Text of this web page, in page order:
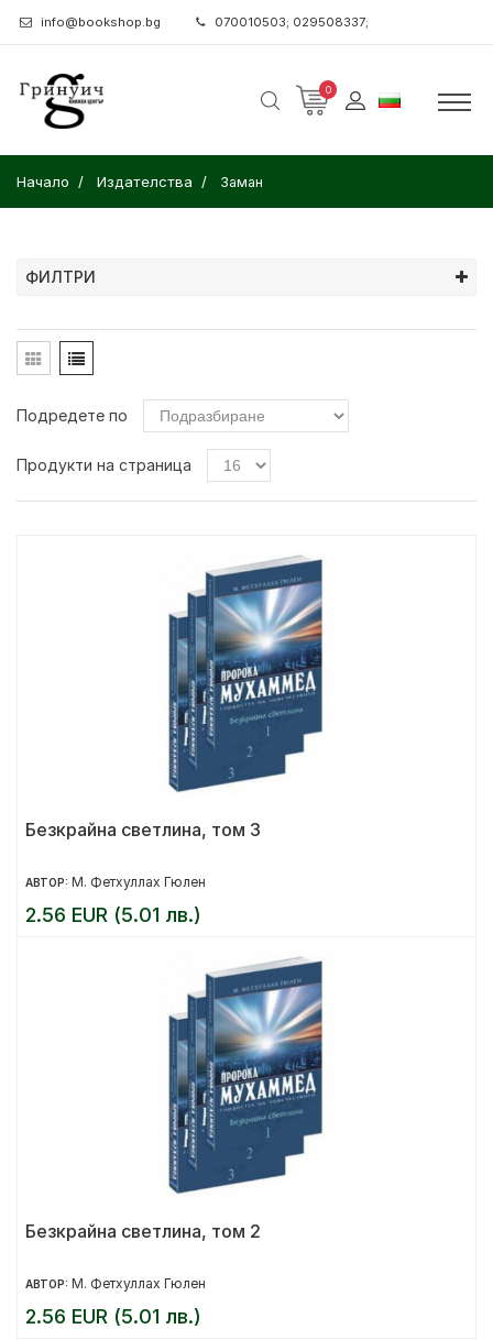
info@bookshop.bg 070010503; 029508337;
0
Начало Издателства Заман
ФИЛТРИ
Подредете по
Продукти на страница
Безкрайна светлина, том 3
АВТОР: М. Фетхуллах Гюлен
2.56 EUR (5.01 лв.)
Безкрайна светлина, том 2
АВТОР: М. Фетхуллах Гюлен
2.56 EUR (5.01 лв.)